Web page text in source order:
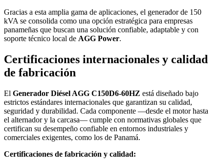
Gracias a esta amplia gama de aplicaciones, el generador de 150
kVA se consolida como una opción estratégica para empresas
panameñas que buscan una solución confiable, adaptable y con
soporte técnico local de AGG Power.
Certificaciones internacionales y calidad
de fabricación
El Generador Diésel AGG C150D6-60HZ está diseñado bajo
estrictos estándares internacionales que garantizan su calidad,
seguridad y durabilidad. Cada componente —desde el motor hasta
el alternador y la carcasa— cumple con normativas globales que
certifican su desempeño confiable en entornos industriales y
comerciales exigentes, como los de Panamá.
Certificaciones de fabricación y calidad: